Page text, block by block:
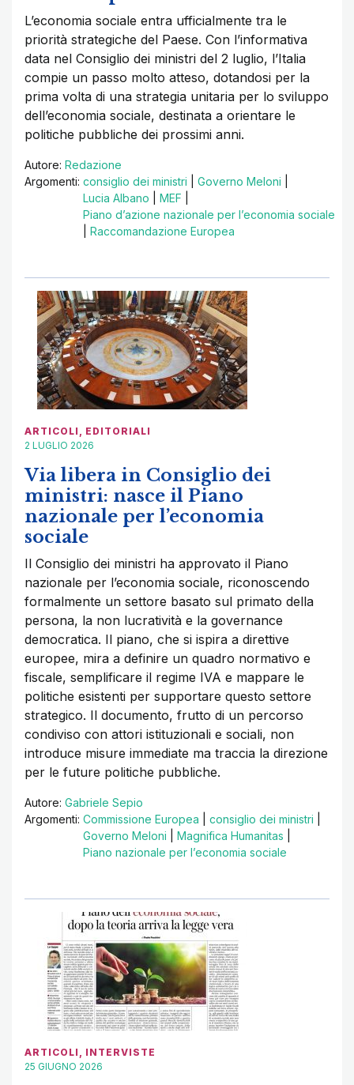
L’economia sociale entra ufficialmente tra le
priorità strategiche del Paese. Con l’informativa
data nel Consiglio dei ministri del 2 luglio, l’Italia
compie un passo molto atteso, dotandosi per la
prima volta di una strategia unitaria per lo sviluppo
dell’economia sociale, destinata a orientare le
politiche pubbliche dei prossimi anni.
Autore: Redazione
Argomenti: consiglio dei ministri Governo Meloni
Lucia Albano
MEF
Piano d’azione nazionale per l’economia sociale
Raccomandazione Europea
ARTICOLI , EDITORIALI
2 LUGLIO 2026
Via libera in Consiglio dei
ministri: nasce il Piano
nazionale per l’economia
sociale
Il Consiglio dei ministri ha approvato il Piano
nazionale per l’economia sociale, riconoscendo
formalmente un settore basato sul primato della
persona, la non lucratività e la governance
democratica. Il piano, che si ispira a direttive
europee, mira a definire un quadro normativo e
fiscale, semplificare il regime IVA e mappare le
politiche esistenti per supportare questo settore
strategico. Il documento, frutto di un percorso
condiviso con attori istituzionali e sociali, non
introduce misure immediate ma traccia la direzione
per le future politiche pubbliche.
Autore: Gabriele Sepio
Argomenti: Commissione Europea consiglio dei ministri
Governo Meloni
Magnifica Humanitas
Piano nazionale per l’economia sociale
ARTICOLI , INTERVISTE
25 GIUGNO 2026